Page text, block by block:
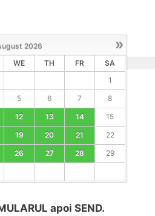
»
2026
WE TH FR
SA
1
5 6 7
8
12 13 14
15
19 20 21
22
26 27 28
29
apoi SEND.